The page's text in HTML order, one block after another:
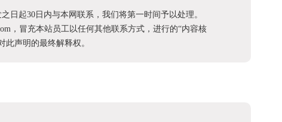
日起30日内与本网联系，我们将第一时间予以处理。
，冒充本站员工以任何其他联系方式，进行的“内容核
此声明的最终解释权。